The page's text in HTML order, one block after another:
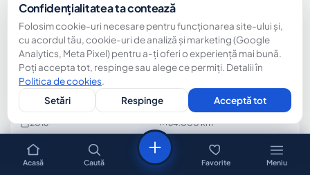
Mercedes C180
2016
64.000 km
Automată
21.499 €Sună WhatsApp
Acasă Caută Favorite Meniu
Confidențialitatea ta contează
Folosim cookie-uri necesare pentru funcționarea site-ului și,
cu acordul tău, cookie-uri de analiză și marketing (Google
Analytics, Meta Pixel) pentru a-ți oferi o experiență mai bună.
Poți accepta tot, respinge sau alege ce permiți. Detalii în
Politica de cookies.
Setări
Respinge Acceptă tot